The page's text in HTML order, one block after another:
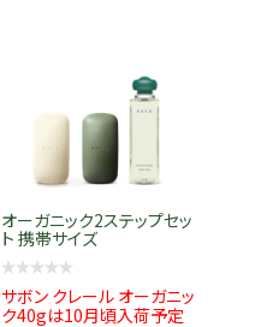
オーガニック2ステップセッ
ト 携帯サイズ
サボン クレール オーガニッ
ク40gは10月頃入荷予定